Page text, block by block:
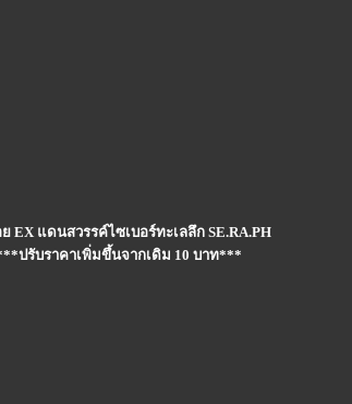
EX แดนสวรรค์ไซเบอร์ทะเลลึก SE.RA.PH
***ปรับราคาเพิ่มขึ้นจากเดิม 10 บาท***